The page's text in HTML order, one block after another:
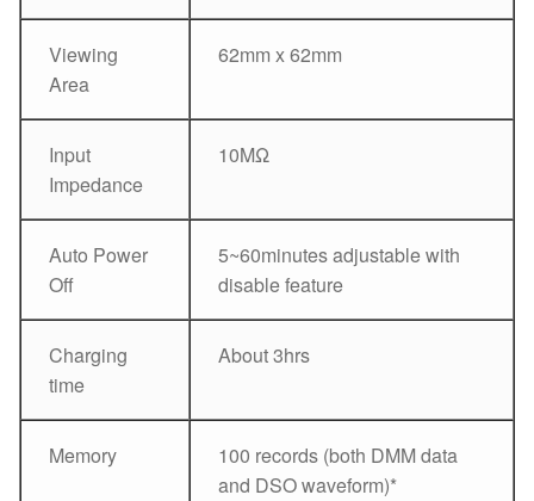
Viewing
Area
62mm x 62mm
Input
Impedance
10MΩ
Auto Power
Off
5~60minutes adjustable with
disable feature
Charging
time
About 3hrs
Memory
100 records (both DMM data
and DSO waveform)*